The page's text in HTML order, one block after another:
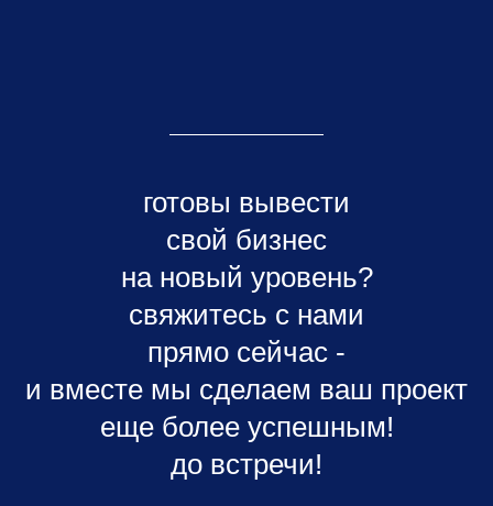
готовы вывести
свой бизнес
на новый уровень?
свяжитесь с нами
прямо сейчас -
и вместе мы сделаем ваш проект
еще более успешным!
до встречи!